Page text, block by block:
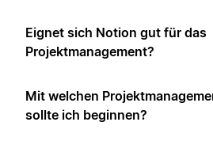
Eignet sich Notion gut für das
Projektmanagement?
Mit welchen
sollte ich beginnen?